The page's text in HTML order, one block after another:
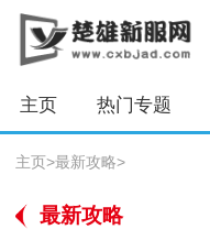
主页 热门专题
主页>最新攻略>
最新攻略